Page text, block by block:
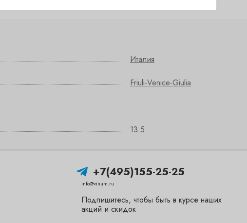
Италия
Friuli-Venice-Giulia
13.5
+7(495)155-25-25
info@vinum.ru
Подпишитесь, чтобы быть в курсе наших
акций и скидок